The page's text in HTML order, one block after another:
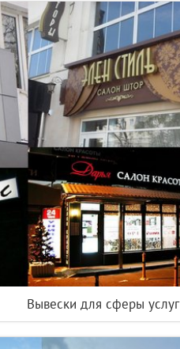
Вывески для сферы услуг